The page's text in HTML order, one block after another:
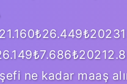
ne kadar maaş